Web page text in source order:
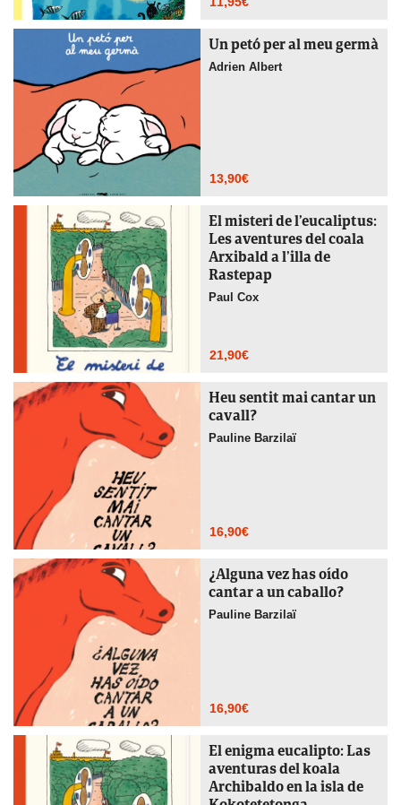
Un petó per al meu germà
Adrien Albert
13,90€
El misteri de l’eucaliptus:
Les aventures del coala
Arxibald a l’illa de
Rastepap
Paul Cox
21,90€
Heu sentit mai cantar un
cavall?
Pauline Barzilaï
16,90€
¿Alguna vez has oído
cantar a un caballo?
Pauline Barzilaï
16,90€
El enigma eucalipto: Las
aventuras del koala
Archibaldo en la isla de